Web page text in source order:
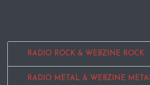
RADIO ROCK & WEBZINE ROCK
RADIO METAL & WEBZINE